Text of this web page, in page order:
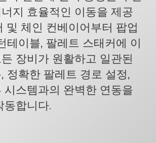
지 효율적인 이동을 제공
및 체인 컨베이어부터 팝업
테이블, 팔레트 스태커에 이
장비가 원활하고 일관된
정확한 팔레트 경로 설정,
시스템과의 완벽한 연동을
동합니다.